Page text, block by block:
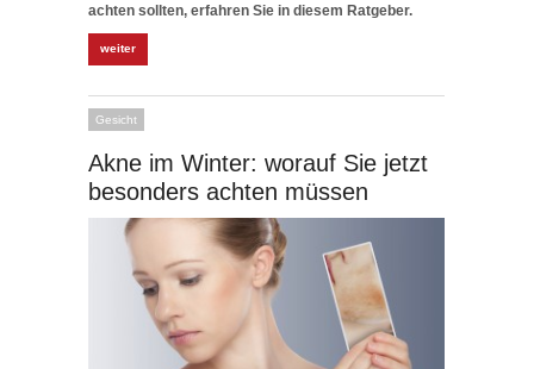
achten sollten, erfahren Sie in diesem Ratgeber.
weiter
Gesicht
Akne im Winter: worauf Sie jetzt
besonders achten müssen